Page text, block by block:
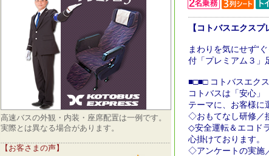
高速バスの外観・内装・座席配置は一例です。
実際とは異なる場合があります。
【お客さまの声】
【コトバスエクス
まわりを気にせず“
付「プレミアム３」
■□■□ コトバスエク
コトバスは「安心」
テーマに、お客様に
◇おもてなし研修／
◇安全運転＆エコド
心掛けております。
◇アンケートの実施